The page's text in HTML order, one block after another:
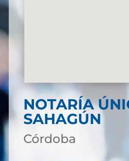
NOTARÍA
SAHAGÚN
Córdoba